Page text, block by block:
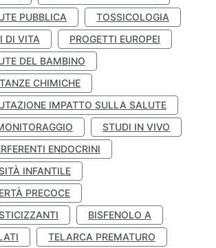
PUBBLICA
TOSSICOLOGIA
DI VITA
PROGETTI EUROPEI
DEL BAMBINO
CHIMICHE
IMPATTO SULLA SALUTE
STUDI IN VIVO
ENDOCRINI
INFANTILE
PRECOCE
BISFENOLO A
TELARCA PREMATURO